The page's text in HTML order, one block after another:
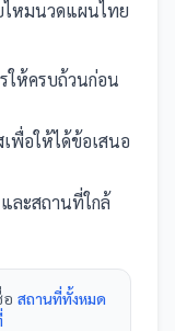
ไหมนวดแผนไทย
ให้ครบถ้วนก่อน
เพื่อให้ได้ข้อเสนอ
และสถานที่ใกล้
อ สถานที่ทั้งหมด